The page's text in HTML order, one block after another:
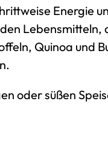
Energie
Quinoa und
oder süßen